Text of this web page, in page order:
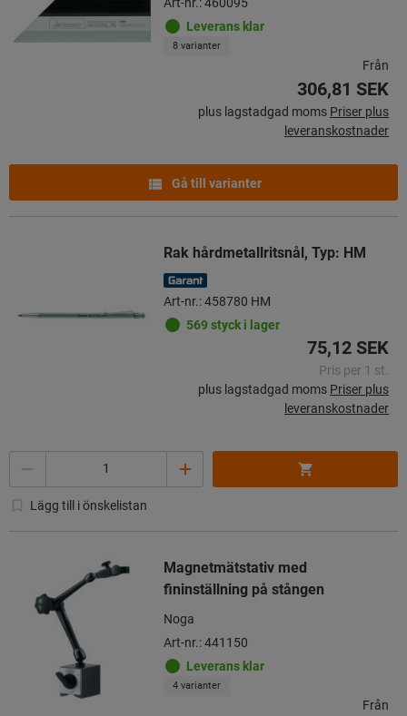
Leverans klar
8 varianter
Från
306,81 SEK
plus lagstadgad moms Priser plus
leveranskostnader
Gå till varianter
Rak hårdmetallritsnål, Typ: HM
Art-nr.: 458780 HM
569 styck i lager
75,12 SEK
Pris per 1 st.
plus lagstadgad moms Priser plus
leveranskostnader
Lägg till i önskelistan
Magnetmätstativ med
fininställning på stången
Noga
Art-nr.: 441150
Leverans klar
4 varianter
Från